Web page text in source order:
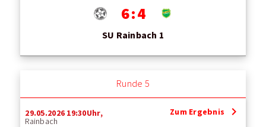
6 : 4
SU Rainbach 1
Runde 5
29.05.2026 19:30Uhr,
Rainbach
Zum Ergebnis chevron_right